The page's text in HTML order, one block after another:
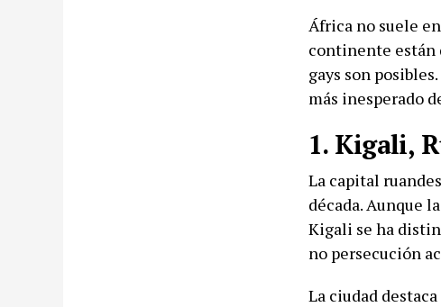
África no suele
continente están
gays son
más inesperado
1. Kigali,
La capital
década. Aunque
Kigali se ha
no persecución
La ciudad